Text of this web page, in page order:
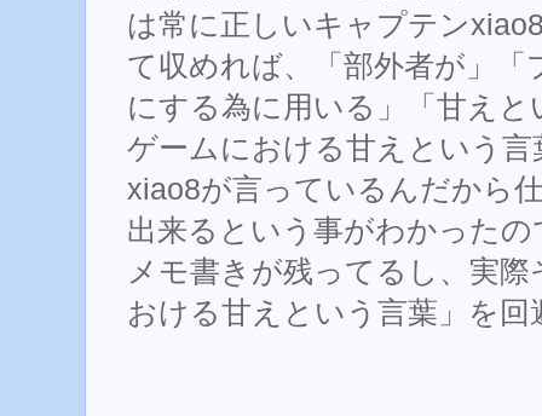
は常に正しいキャプテン
て収めれば、「部外者が」「
にする為に用いる」「甘え
ゲームにおける甘えという
xiao8が言っているんだから
出来るという事がわかった
メモ書きが残ってるし、実
おける甘えという言葉」を